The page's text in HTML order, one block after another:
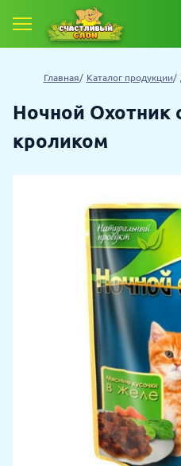
Главная Каталог продукции
Ночной Охотник
кроликом